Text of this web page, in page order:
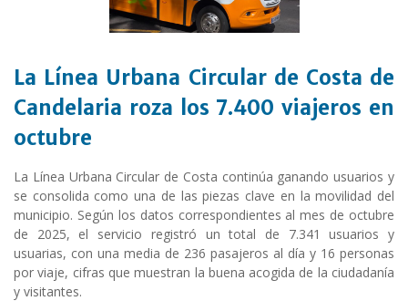
La Línea Urbana Circular de Costa de
Candelaria roza los 7.400 viajeros en
octubre
La Línea Urbana Circular de Costa continúa ganando usuarios y
se consolida como una de las piezas clave en la movilidad del
municipio. Según los datos correspondientes al mes de octubre
de 2025, el servicio registró un total de 7.341 usuarios y
usuarias, con una media de 236 pasajeros al día y 16 personas
por viaje, cifras que muestran la buena acogida de la ciudadanía
y visitantes.